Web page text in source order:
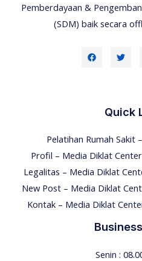
Pemberdayaan &
(SDM) baik secara
Quick
Pelatihan Rumah Sakit
Profil – Media Diklat
Legalitas – Media Diklat
New Post – Media Diklat
Kontak – Media Diklat
Senin :